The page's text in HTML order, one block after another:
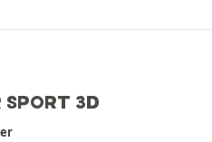
SPORT 3D